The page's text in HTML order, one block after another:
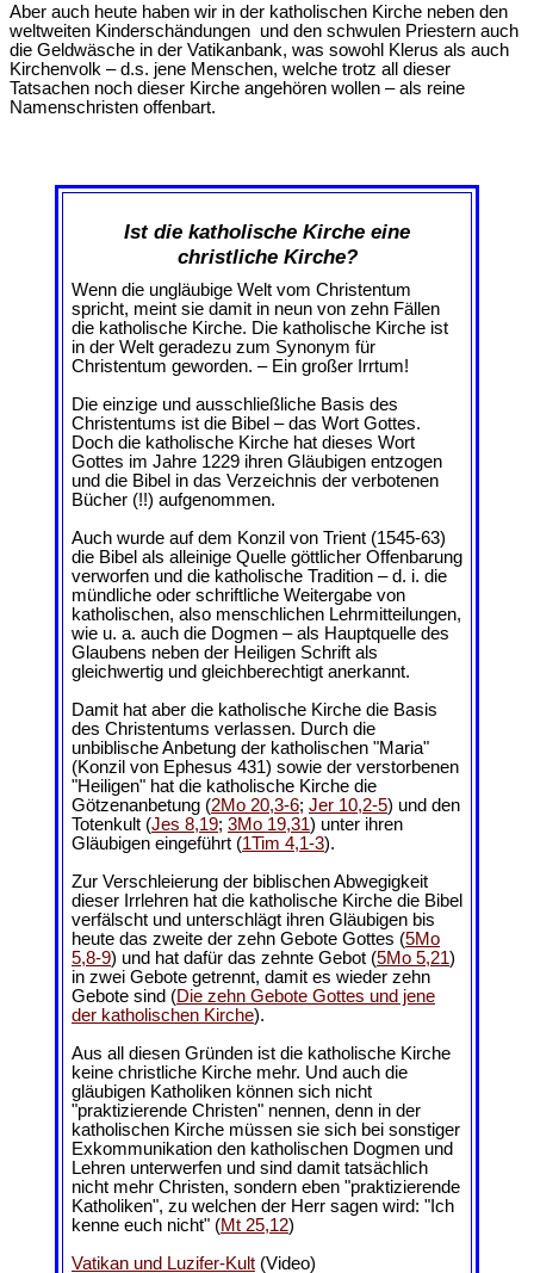
Aber auch heute haben wir in der katholischen Kirche neben den
weltweiten Kinderschändungen und den schwulen Priestern auch
die Geldwäsche in der Vatikanbank, was sowohl Klerus als auch
Kirchenvolk ‒ d.s. jene Menschen, welche trotz all dieser
Tatsachen noch dieser Kirche angehören wollen – als reine
Namenschristen offenbart.
Ist die katholische Kirche eine
christliche Kirche?
Wenn die ungläubige Welt vom Christentum
spricht, meint sie damit in neun von zehn Fällen
die katholische Kirche. Die katholische Kirche ist
in der Welt geradezu zum Synonym für
Christentum geworden. – Ein großer Irrtum!
Die einzige und ausschließliche Basis des
Christentums ist die Bibel – das Wort Gottes.
Doch die katholische Kirche hat dieses Wort
Gottes im Jahre 1229 ihren Gläubigen entzogen
und die Bibel in das Verzeichnis der verbotenen
Bücher (!!) aufgenommen.
Auch wurde auf dem Konzil von Trient (1545-63)
die Bibel als alleinige Quelle göttlicher Offenbarung
verworfen und die katholische Tradition – d. i. die
mündliche oder schriftliche Weitergabe von
katholischen, also menschlichen Lehrmitteilungen,
wie u. a. auch die Dogmen – als Hauptquelle des
Glaubens neben der Heiligen Schrift als
gleichwertig und gleichberechtigt anerkannt.
Damit hat aber die katholische Kirche die Basis
des Christentums verlassen. Durch die
unbiblische Anbetung der katholischen "Maria"
(Konzil von Ephesus 431) sowie der verstorbenen
"Heiligen" hat die katholische Kirche die
Götzenanbetung (2Mo 20,3-6; Jer 10,2-5) und den
Totenkult (Jes 8,19; 3Mo 19,31) unter ihren
Gläubigen eingeführt (1Tim 4,1-3).
Zur Verschleierung der biblischen Abwegigkeit
dieser Irrlehren hat die katholische Kirche die Bibel
verfälscht und unterschlägt ihren Gläubigen bis
heute das zweite der zehn Gebote Gottes (5Mo
5,8-9) und hat dafür das zehnte Gebot (5Mo 5,21)
in zwei Gebote getrennt, damit es wieder zehn
Gebote sind (Die zehn Gebote Gottes und jene
der katholischen Kirche).
Aus all diesen Gründen ist die katholische Kirche
keine christliche Kirche mehr. Und auch die
gläubigen Katholiken können sich nicht
"praktizierende Christen" nennen, denn in der
katholischen Kirche müssen sie sich bei sonstiger
Exkommunikation den katholischen Dogmen und
Lehren unterwerfen und sind damit tatsächlich
nicht mehr Christen, sondern eben "praktizierende
Katholiken", zu welchen der Herr sagen wird: "Ich
kenne euch nicht" (Mt 25,12)
Vatikan und Luzifer-Kult (Video)